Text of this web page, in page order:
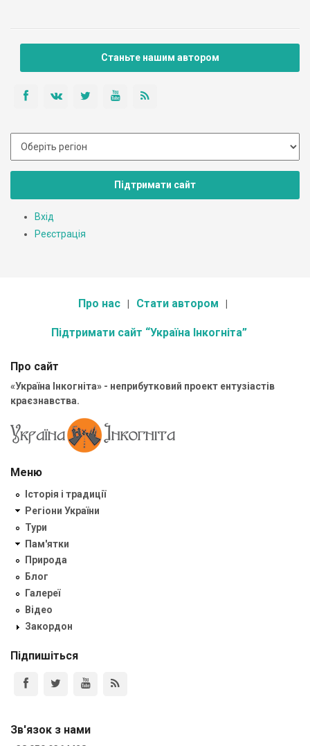
Станьте нашим автором
Підтримати сайт
Вхід
Реєстрація
Про нас Стати автором
Підтримати сайт “Україна Інкогніта”
Про сайт
«Україна Інкогніта» - неприбутковий проект ентузіастів
краєзнавства.
Меню
Історія і традиції
Регіони України
Тури
Пам'ятки
Природа
Блог
Галереї
Відео
Закордон
Підпишіться
Зв'язок з нами